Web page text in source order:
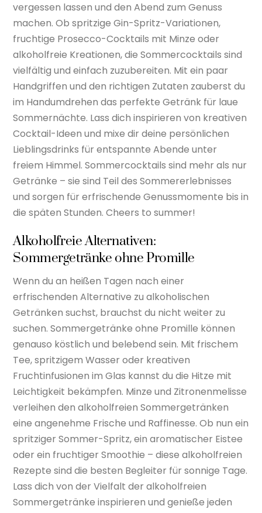
vergessen lassen und den Abend zum Genuss
machen. Ob spritzige Gin-Spritz-Variationen,
fruchtige Prosecco-Cocktails mit Minze oder
alkoholfreie Kreationen, die Sommercocktails sind
vielfältig und einfach zuzubereiten. Mit ein paar
Handgriffen und den richtigen Zutaten zauberst du
im Handumdrehen das perfekte Getränk für laue
Sommernächte. Lass dich inspirieren von kreativen
Cocktail-Ideen und mixe dir deine persönlichen
Lieblingsdrinks für entspannte Abende unter
freiem Himmel. Sommercocktails sind mehr als nur
Getränke – sie sind Teil des Sommererlebnisses
und sorgen für erfrischende Genussmomente bis in
die späten Stunden. Cheers to summer!
Alkoholfreie Alternativen:
Sommergetränke ohne Promille
Wenn du an heißen Tagen nach einer
erfrischenden Alternative zu alkoholischen
Getränken suchst, brauchst du nicht weiter zu
suchen. Sommergetränke ohne Promille können
genauso köstlich und belebend sein. Mit frischem
Tee, spritzigem Wasser oder kreativen
Fruchtinfusionen im Glas kannst du die Hitze mit
Leichtigkeit bekämpfen. Minze und Zitronenmelisse
verleihen den alkoholfreien Sommergetränken
eine angenehme Frische und Raffinesse. Ob nun ein
spritziger Sommer-Spritz, ein aromatischer Eistee
oder ein fruchtiger Smoothie – diese alkoholfreien
Rezepte sind die besten Begleiter für sonnige Tage.
Lass dich von der Vielfalt der alkoholfreien
Sommergetränke inspirieren und genieße jeden